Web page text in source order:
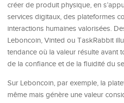
créer de produit physique, en
services digitaux, des plateformes
interactions humaines valorisées.
Leboncoin, Vinted ou TaskRabbit
tendance où la valeur résulte avant
de la confiance et de la fluidité du
Sur Leboncoin, par exemple, la
même mais génère une valeur